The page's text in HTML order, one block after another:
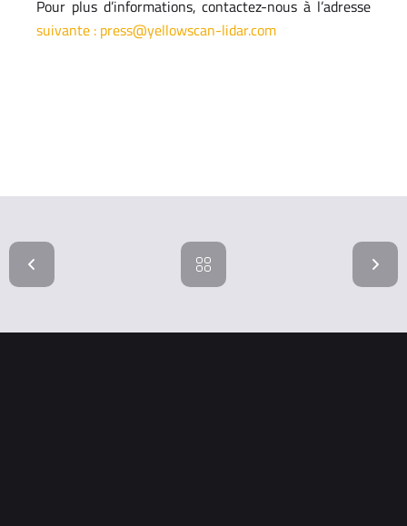
Pour plus d’informations, contactez-nous à l’adresse
suivante : press@yellowscan-lidar.com